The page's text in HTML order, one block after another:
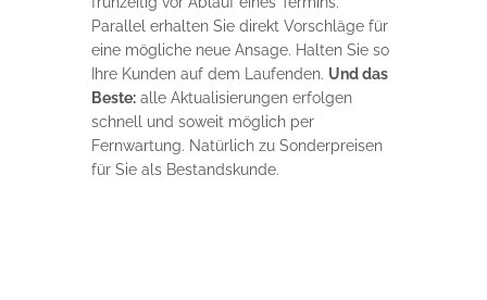
Parallel erhalten Sie direkt Vorschläge für
eine mögliche neue Ansage. Halten Sie so
Ihre Kunden auf dem Laufenden. Und das
Beste: alle Aktualisierungen erfolgen
schnell und soweit möglich per
Fernwartung. Natürlich zu Sonderpreisen
für Sie als Bestandskunde.